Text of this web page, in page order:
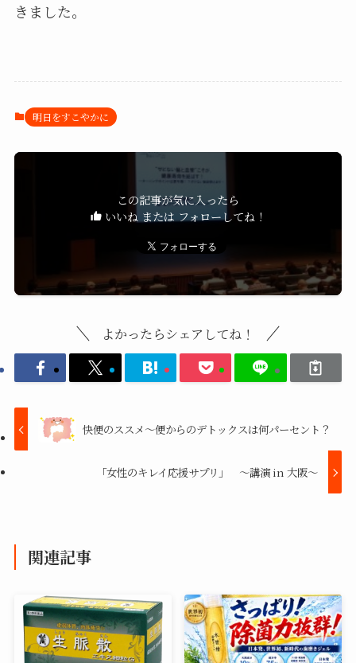
きました。
明日をすこやかに
この記事が気に入ったら
いいね または フォローしてね！
よかったらシェアしてね！
快便のススメ～便からのデトックスは何パーセント？
「女性のキレイ応援サプリ」 ～講演 in 大阪～
関連記事